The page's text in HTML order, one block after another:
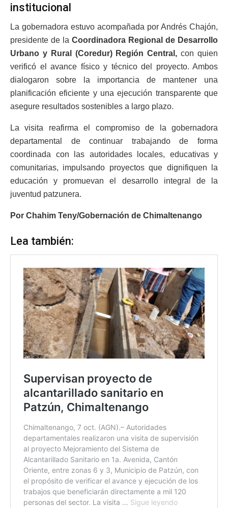
institucional
La gobernadora estuvo acompañada por Andrés Chajón,
presidente de la Coordinadora Regional de Desarrollo
Urbano y Rural (Coredur) Región Central,con quien
verificó el avance físico y técnico del proyecto. Ambos
dialogaron sobre la importancia de mantener una
planificación eficiente y una ejecución transparente que
asegure resultados sostenibles a largo plazo.
La visita reafirma el compromiso de la gobernadora
departamental de continuar trabajando de forma
coordinada con las autoridades locales, educativas y
comunitarias, impulsando proyectos que dignifiquen la
educación y promuevan el desarrollo integral de la
juventud patzunera.
Por Chahim Teny/Gobernación de Chimaltenango
Lea también: